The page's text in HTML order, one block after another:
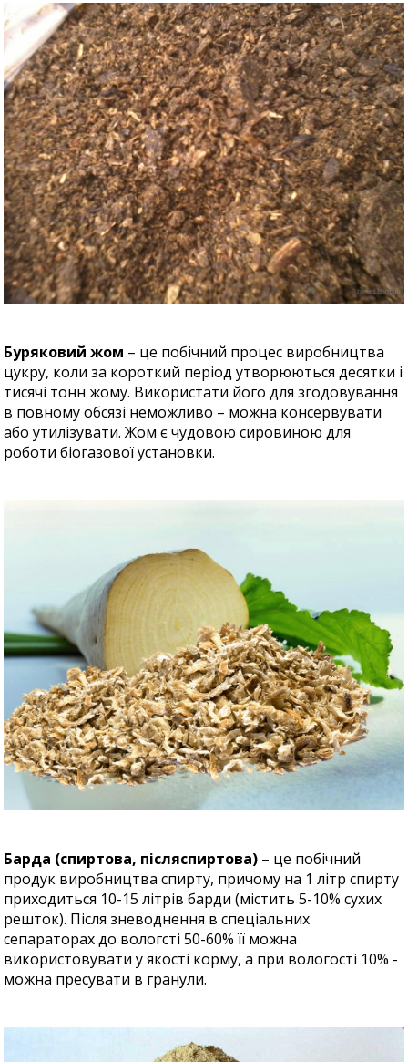
Буряковий жом – це побічний процес виробництва
цукру, коли за короткий період утворюються десятки і
тисячі тонн жому. Використати його для згодовування
в повному обсязі неможливо – можна консервувати
або утилізувати. Жом є чудовою сировиною для
роботи біогазової установки.
Барда (спиртова, післяспиртова) – це побічний
продук виробництва спирту, причому на 1 літр спирту
приходиться 10-15 літрів барди (містить 5-10% сухих
решток). Після зневоднення в спеціальних
сепараторах до вологсті 50-60% її можна
використовувати у якості корму, а при вологості 10% -
можна пресувати в гранули.